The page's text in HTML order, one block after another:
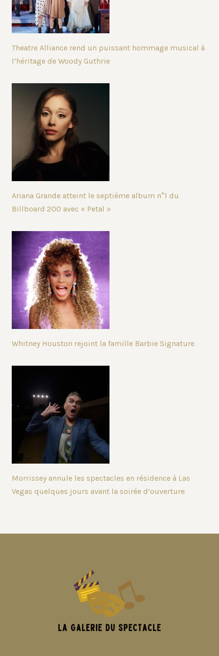
Theatre Alliance rend un puissant hommage musical à
l’héritage de Woody Guthrie
Ariana Grande atteint le septième album n°1 du
Billboard 200 avec « Petal »
Whitney Houston rejoint la famille Barbie Signature
Morrissey annule les spectacles en résidence à Las
Vegas quelques jours avant la soirée d’ouverture